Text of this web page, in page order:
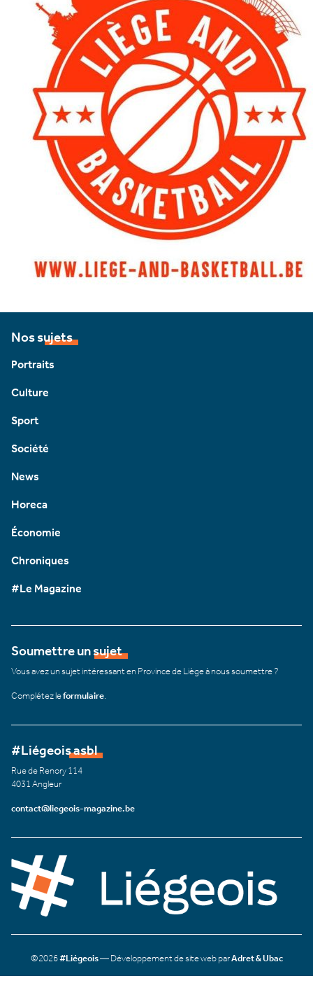
Nos sujets
Portraits
Culture
Sport
Société
News
Horeca
Économie
Chroniques
#Le Magazine
Soumettre un sujet
Vous avez un sujet intéressant en Province de Liège à nous soumettre ?
Complétez leformulaire
#Liégeois asbl
Rue de Renory 114
4031 Angleur
contact@liegeois-magazine.be
©2026#Liégeois— Développement de site web parAdret & Ubac